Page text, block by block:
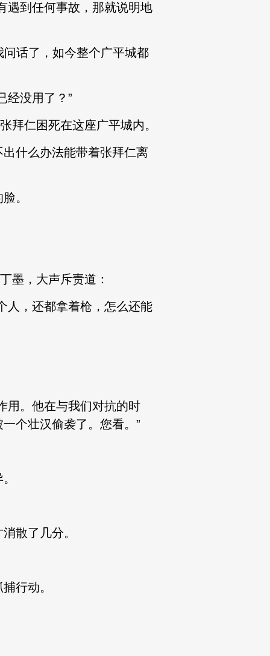
到任何事故，那就说明地
话了，如今整个广平城都
没用了？”
仁困死在这座广平城内。
什么办法能带着张拜仁离
。
墨，大声斥责道：
，还都拿着枪，怎么还能
。他在与我们对抗的时
个壮汉偷袭了。您看。”
散了几分。
行动。